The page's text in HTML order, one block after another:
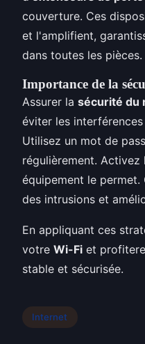
couverture. Ces
et l'amplifient,
dans toutes les pièces.
Importance de la
Assurer la sécurité du
éviter les
Utilisez un mot de
régulièrement.
équipement le
des intrusions et
En appliquant ces
votre Wi-Fi et
stable et sécurisée.
Internet